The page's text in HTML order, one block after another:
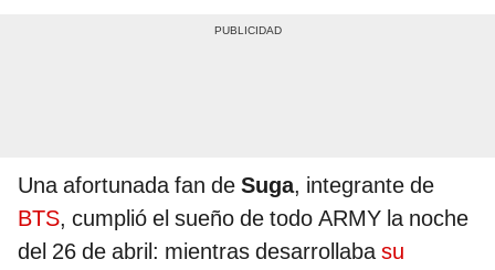
Una afortunada fan de Suga, integrante de
BTS, cumplió el sueño de todo ARMY la noche
del 26 de abril: mientras desarrollabasu